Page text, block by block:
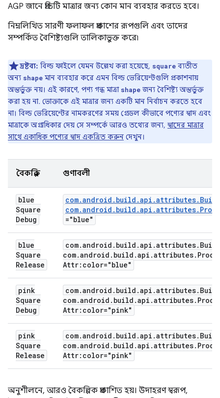
AGP জানে প্রতিটি মাত্রার জন্য কোন মান ব্যবহার করতে হবে।
নিম্নলিখিত সারণী ফলাফল প্রকাশের রূপগুলি এবং তাদের
সম্পর্কিত বৈশিষ্ট্যগুলি তালিকাভুক্ত করে৷
দ্রষ্টব্য: বিল্ড ফাইলে যেমন উল্লেখ করা হয়েছে, square ব্যতীত
অন্য shape মান ব্যবহার করে এমন বিল্ড ভেরিয়েন্টগুলি প্রকাশনায়
অন্তর্ভুক্ত নয়। এই কারণে, পণ্য গন্ধ মাত্রা shape জন্য বৈশিষ্ট্য অন্তর্ভুক্ত
করা হয় না. ভোক্তাকে এই মাত্রার জন্য একটি মান নির্বাচন করতে হবে
না। বিল্ড ভেরিয়েন্টের নামকরণের সময় গ্রেডল কীভাবে পণ্যের স্বাদ এবং
মাত্রাকে অগ্রাধিকার দেয় সে সম্পর্কে আরও তথ্যের জন্য,স্বাদের মাত্রার
সাথে একাধিক পণ্যের স্বাদ একত্রিত করুন দেখুন।
বৈকল্পিক গুণাবলী
blue
Square
Debug
="blue"
blue
Square
Release
com.android . build .api .attributes. Build
com.android . build .api .attributes.
Attr:color="blue"
pink
Square
Debug
com.android . build .api .attributes. Build
com.android . build .api .attributes.
Attr:color="pink"
pink
Square
Release
com.android . build .api .attributes. Build
com.android . build .api .attributes.
Attr:color="pink"
অনুশীলনে, আরও বৈকল্পিক প্রকাশিত হয়। উদাহরণ স্বরূপ,